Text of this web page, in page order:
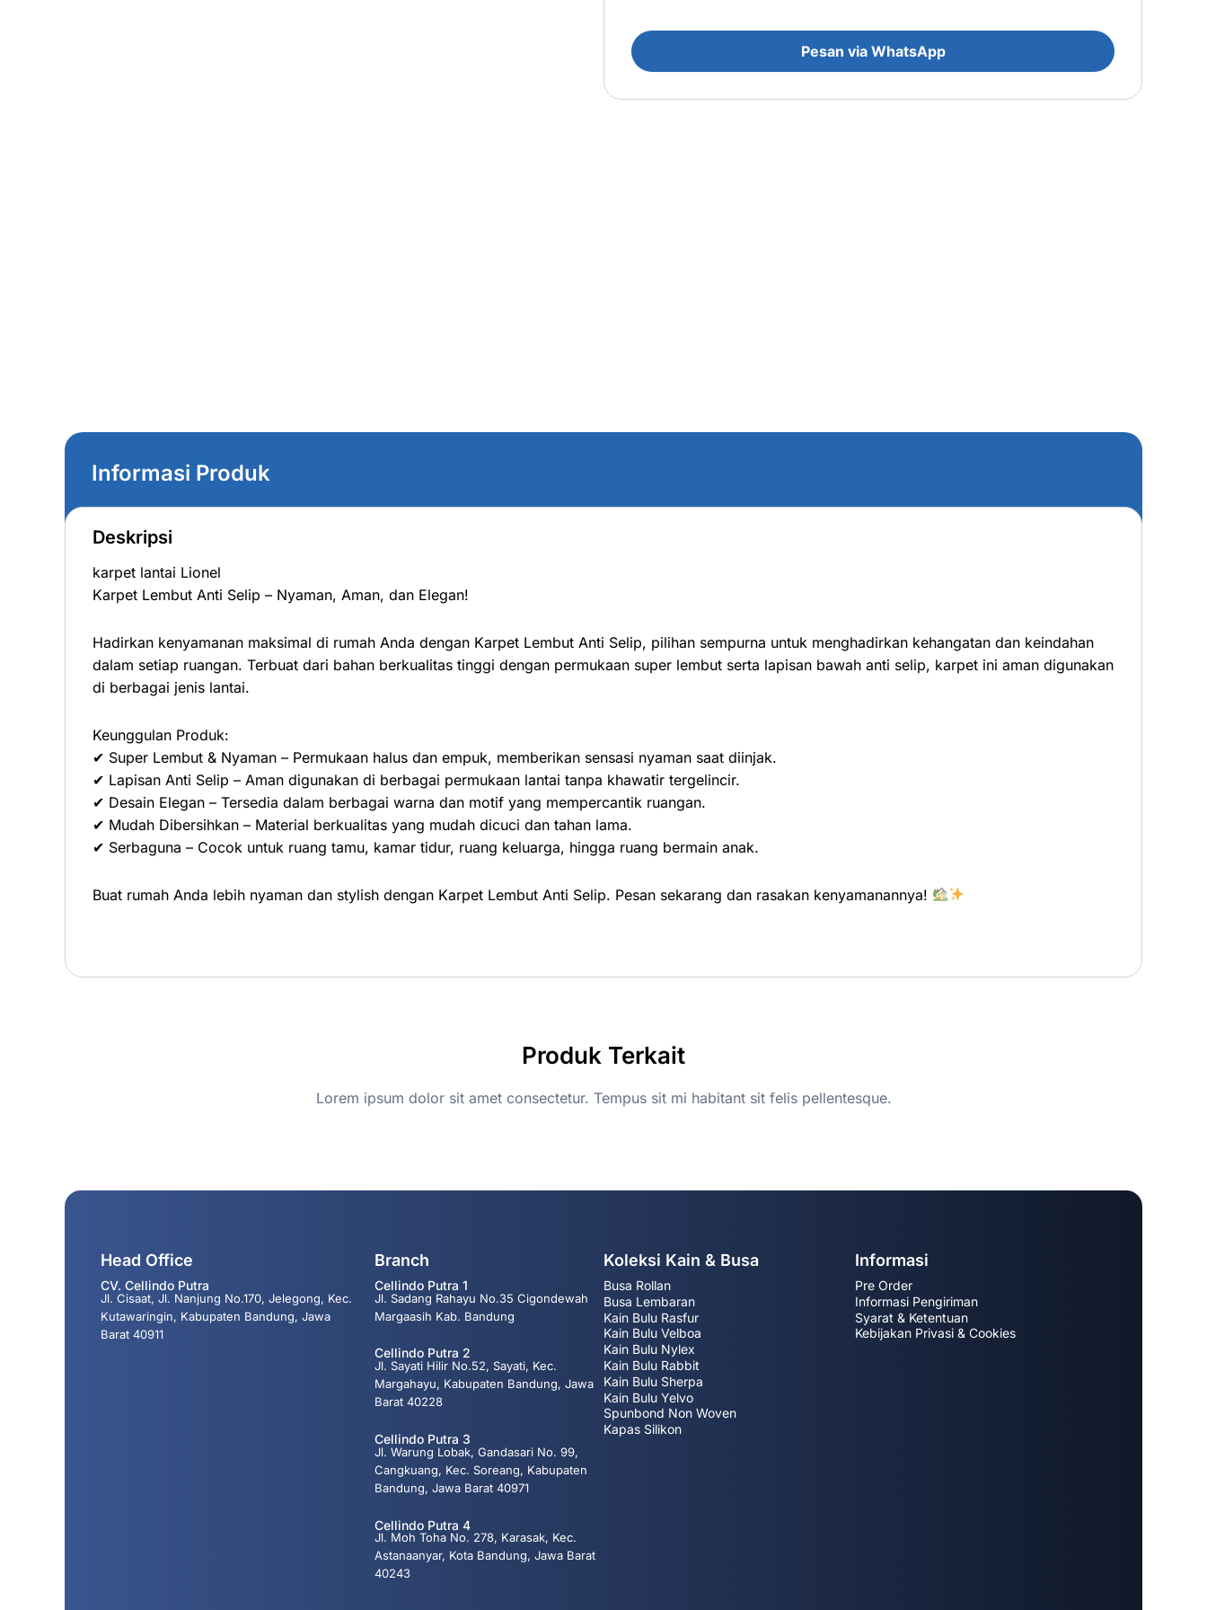
Pesan via WhatsApp
Informasi Produk
Deskripsi
karpet lantai Lionel
Karpet Lembut Anti Selip – Nyaman, Aman, dan Elegan!
Hadirkan kenyamanan maksimal di rumah Anda dengan Karpet Lembut Anti Selip, pilihan sempurna untuk menghadirkan kehangatan dan keindahan
dalam setiap ruangan. Terbuat dari bahan berkualitas tinggi dengan permukaan super lembut serta lapisan bawah anti selip, karpet ini aman digunakan
di berbagai jenis lantai.
Keunggulan Produk:
✔ Super Lembut & Nyaman – Permukaan halus dan empuk, memberikan sensasi nyaman saat diinjak.
✔ Lapisan Anti Selip – Aman digunakan di berbagai permukaan lantai tanpa khawatir tergelincir.
✔ Desain Elegan – Tersedia dalam berbagai warna dan motif yang mempercantik ruangan.
✔ Mudah Dibersihkan – Material berkualitas yang mudah dicuci dan tahan lama.
✔ Serbaguna – Cocok untuk ruang tamu, kamar tidur, ruang keluarga, hingga ruang bermain anak.
Buat rumah Anda lebih nyaman dan stylish dengan Karpet Lembut Anti Selip. Pesan sekarang dan rasakan kenyamanannya!
Produk Terkait
Lorem ipsum dolor sit amet consectetur. Tempus sit mi habitant sit felis pellentesque.
Head Office
CV. Cellindo Putra
Jl. Cisaat, Jl. Nanjung No.170, Jelegong, Kec.
Kutawaringin, Kabupaten Bandung, Jawa
Barat 40911
Branch
Cellindo Putra 1
Cellindo Putra 4
Jl. Sadang Rahayu No.35 Cigondewah
Margaasih Kab. Bandung
Cellindo Putra 2
Jl. Sayati Hilir No.52, Sayati, Kec.
Margahayu, Kabupaten Bandung, Jawa
Barat 40228
Jl. Moh Toha No. 278, Karasak, Kec.
Astanaanyar, Kota Bandung, Jawa Barat
40243
Cellindo Putra 3
Jl. Warung Lobak, Gandasari No. 99,
Cangkuang, Kec. Soreang, Kabupaten
Bandung, Jawa Barat 40971
Koleksi Kain & Busa
Busa Rollan
Busa Lembaran
Kain Bulu Rasfur
Kain Bulu Velboa
Kain Bulu Nylex
Kain Bulu Rabbit
Kain Bulu Sherpa
Kain Bulu Yelvo
Spunbond Non Woven
Kapas Silikon
Informasi
Pre Order
Informasi Pengiriman
Syarat & Ketentuan
Kebijakan Privasi & Cookies